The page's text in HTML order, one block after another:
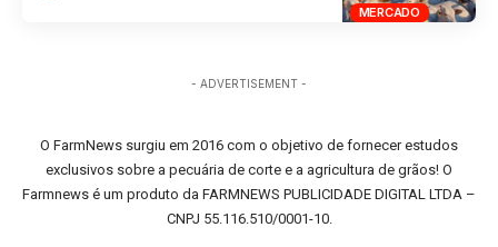
MERCADO
- ADVERTISEMENT -
O FarmNews surgiu em 2016 com o objetivo de fornecer estudos
exclusivos sobre a pecuária de corte e a agricultura de grãos! O
Farmnews é um produto da FARMNEWS PUBLICIDADE DIGITAL LTDA –
CNPJ 55.116.510/0001-10.